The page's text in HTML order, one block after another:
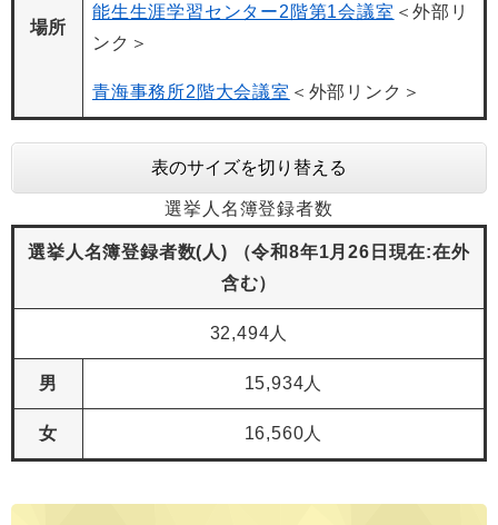
場所
能生生涯学習センター2階第1会議室 ＜外部リ
ンク＞
青海事務所2階大会議室 ＜外部リンク＞
表のサイズを切り替える
選挙人名簿登録者数
選挙人名簿登録者数(人) （令和8年1月26日現在:在外
含む）
32,494人
男 15,934人
女 16,560人